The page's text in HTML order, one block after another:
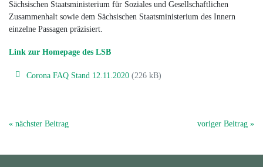
Sächsischen Staatsministerium für Soziales und Gesellschaftlichen
Zusammenhalt sowie dem Sächsischen Staatsministerium des Innern
einzelne Passagen präzisiert.
Link zur Homepage des LSB
Corona FAQ Stand 12.11.2020 (226 kB)
« nächster Beitrag voriger Beitrag »